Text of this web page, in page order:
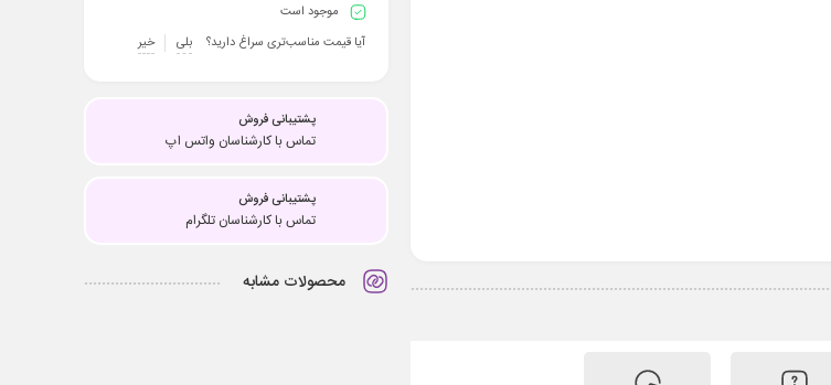
موجود است
آیا قیمت مناسب‌تری سراغ دارید؟
بلی خیر
پشتیبانی فروش
تماس با کارشناسان واتس اپ
پشتیبانی فروش
تماس با کارشناسان تلگرام
محصولات مشابه